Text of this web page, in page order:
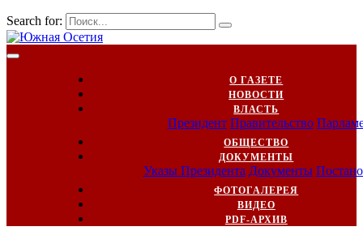
Search for:
О ГАЗЕТЕ
НОВОСТИ
ВЛАСТЬ
Президент Правительство
ОБЩЕСТВО
ДОКУМЕНТЫ
Указы Президента Документы
ФОТОГАЛЕРЕЯ
ВИДЕО
PDF-АРХИВ